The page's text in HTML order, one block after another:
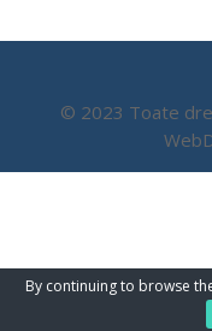
© 2023 Toate
By continuing to browse